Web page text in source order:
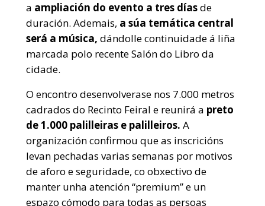
a ampliación do evento a tres díasde
duración. Ademais, a súa temática central
será a música, dándolle continuidade á liña
marcada polo recente Salón do Libro da
cidade.
O encontro desenvolverase nos 7.000 metros
cadrados do Recinto Feiral e reunirá a preto
de 1.000 palilleiras e palilleiros. A
organización confirmou que as inscricións
levan pechadas varias semanas por motivos
de aforo e seguridade, co obxectivo de
manter unha atención “premium” e un
espazo cómodo para todas as persoas